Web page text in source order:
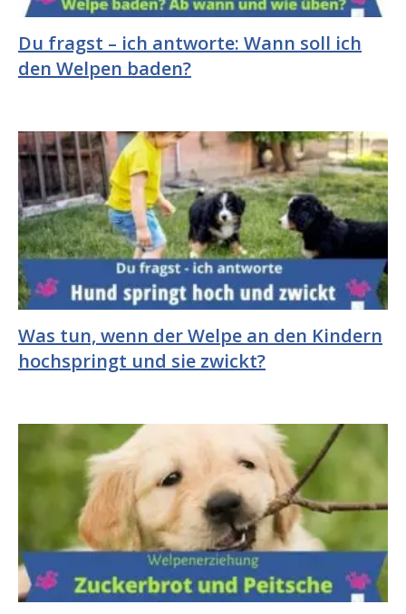
Du fragst – ich antworte: Wann soll ich
den Welpen baden?
Was tun, wenn der Welpe an den Kindern
hochspringt und sie zwickt?